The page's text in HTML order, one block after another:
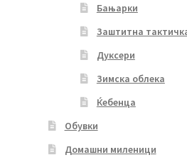
Бањарки
Заштитна
Дуксери
Зимска облека
Ќебенца
Обувки
Домашни миленици